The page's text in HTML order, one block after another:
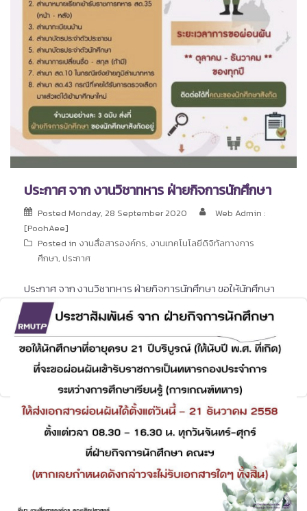
ประกาศ จาก งานวิชาทหาร ฝ่ายกิจการนักศึกษา
Posted Monday, 28 September 2020
Web Admin :
[PoohAee]
Posted in งานสื่อสารองค์กร, งานเทคโนโลยีดิจิทัลทางการ
ศึกษา, ประกาศ
ประกาศ จาก งานวิชาทหาร ฝ่ายกิจการนักศึกษา ขอให้นักศึกษา
คณะศิลปศาสตร์ (วังนางเลิ้ง) ที่ต้องการขอผ่อนผันการเข้ารับ
ราชการเป็นทหารกองประจำการระหว่างการศึกษาหรือเรียนรู้
(เกณฑ์ทหาร) ให้ส่งเอกสารผ่อนผันได้ตั้งแต่วันนี้ – 25 ตุลาคม
2563 ที่ ฝ่ายกิจการนักศึกษา คณะศิลปศาสตร์ มทร.พระนคร
ติดต่อสอบถามเพิ่มเติม โทร. 0 2665 3777 ต่อ 8325